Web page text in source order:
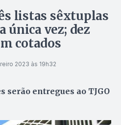
listas sêxtuplas
única vez; dez
cotados
2023 às 19h32
serão entregues ao TJGO